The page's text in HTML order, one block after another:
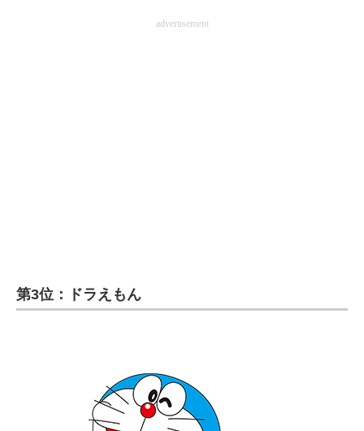
advertisement
第3位：ドラえもん